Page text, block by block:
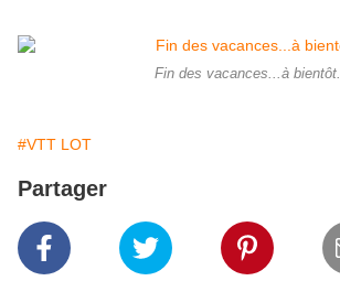
Fin des vacances...à bientôt.
#VTT LOT
Partager